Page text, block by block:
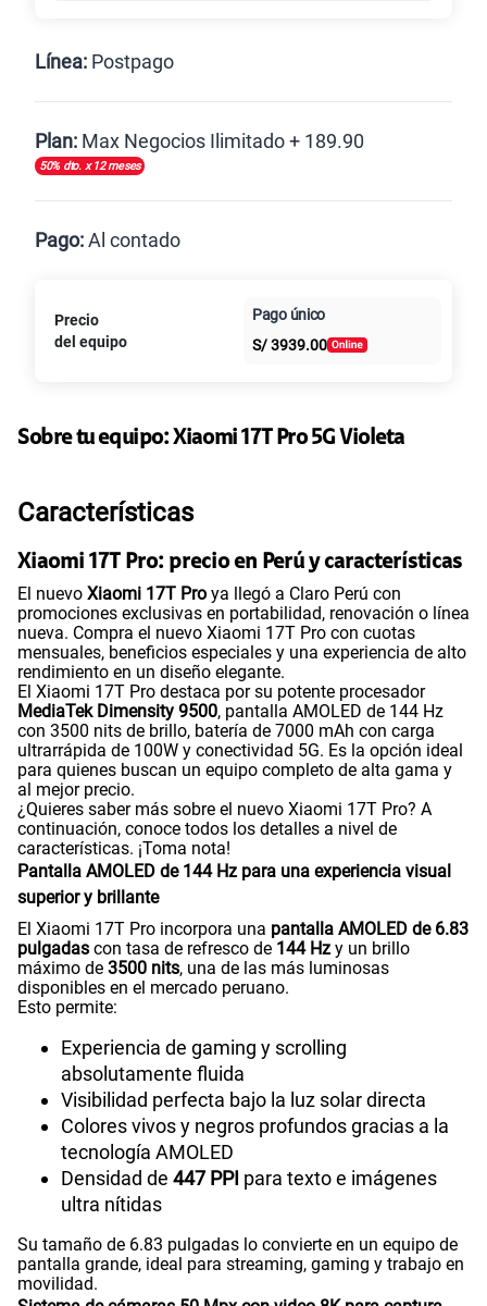
Línea: Postpago
Plan: Max Negocios Ilimitado + 189.90
50% dto. x 12 meses
125GBen alta velocidad
79.90 S/
Paga solo
Paga solo
160GBen alta velocidad
S/ 109.90 S/54.95
Paga solo
110GBen alta velocidad
S/ 69.90
Paga solo
S/ 159.90 S/79.95
50% dto. x 12 meses
Paga solo
185GBen alta velocidad
50% dto. x 12 meses
Paga solo
50% dto. x 12 meses
Pago:Al contado
Al contado Cuotas Claro
intereses
Precio
del equipo
Pago único
S/3939.00
Sobre tu equipo:Xiaomi 17T Pro 5G Violeta
Características
Xiaomi 17T Pro: precio en Perú y características
El nuevo Xiaomi 17T Pro ya llegó a Claro Perú con
promociones exclusivas en portabilidad, renovación o línea
nueva. Compra el nuevo Xiaomi 17T Pro con cuotas
mensuales, beneficios especiales y una experiencia de alto
rendimiento en un diseño elegante.
El Xiaomi 17T Pro destaca por su potente procesador
MediaTek Dimensity 9500, pantalla AMOLED de 144 Hz
con 3500 nits de brillo, batería de 7000 mAh con carga
ultrarrápida de 100W y conectividad 5G. Es la opción ideal
para quienes buscan un equipo completo de alta gama y
al mejor precio.
¿Quieres saber más sobre el nuevo Xiaomi 17T Pro? A
continuación, conoce todos los detalles a nivel de
características. ¡Toma nota!
Pantalla AMOLED de 144 Hz para una experiencia visual
superior y brillante
El Xiaomi 17T Pro incorpora una pantalla AMOLED de 6.83
pulgadas con tasa de refresco de 144 Hz y un brillo
máximo de 3500 nits, una de las más luminosas
disponibles en el mercado peruano.
Esto permite:
Experiencia de gaming y scrolling
absolutamente fluida
Visibilidad perfecta bajo la luz solar directa
Colores vivos y negros profundos gracias a la
tecnología AMOLED
Densidad de 447 PPI para texto e imágenes
ultra nítidas
Su tamaño de 6.83 pulgadas lo convierte en un equipo de
pantalla grande, ideal para streaming, gaming y trabajo en
movilidad.